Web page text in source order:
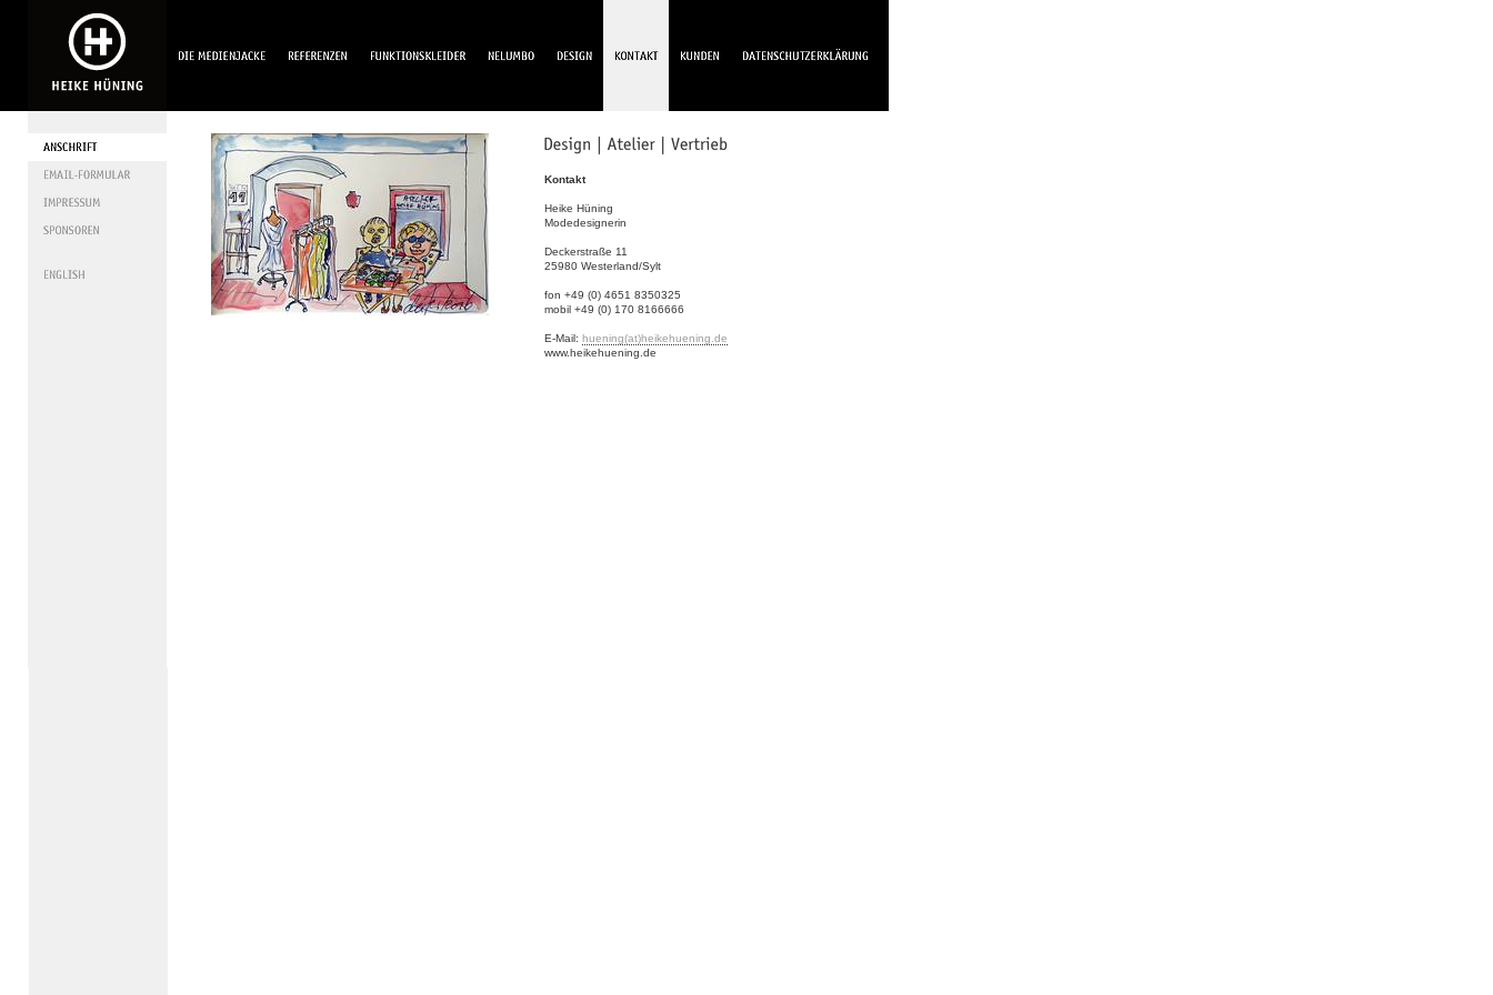
Kontakt
Heike Hüning
Modedesignerin
Deckerstraße 11
25980 Westerland/Sylt
fon +49 (0) 4651 8350325
mobil +49 (0) 170 8166666
E-Mail: huening(at)heikehuening.de
www.heikehuening.de